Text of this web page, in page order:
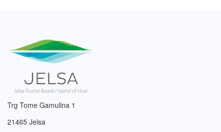
Trg Tome Gamulina 1
21465 Jelsa